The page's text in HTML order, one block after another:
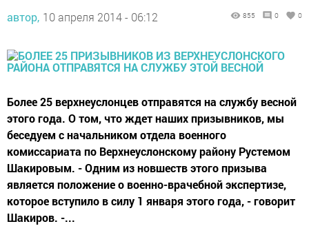
автор, 10 апреля 2014 - 06:12 855 0 0
Более 25 верхнеуслонцев отправятся на службу весной
этого года. О том, что ждет наших призывников, мы
беседуем с начальником отдела военного
комиссариата по Верхнеуслонскому району Рустемом
Шакировым. - Одним из новшеств этого призыва
является положение о военно-врачебной экспертизе,
которое вступило в силу 1 января этого года, - говорит
Шакиров. -...